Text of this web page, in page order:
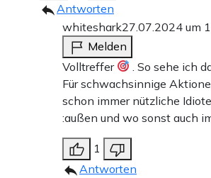
Antworten
whiteshark27.07.2024 um
Melden
Volltreffer
. So sehe ich
Für schwachsinnige
schon immer nützliche
:außen und wo sonst auch
1
Antworten